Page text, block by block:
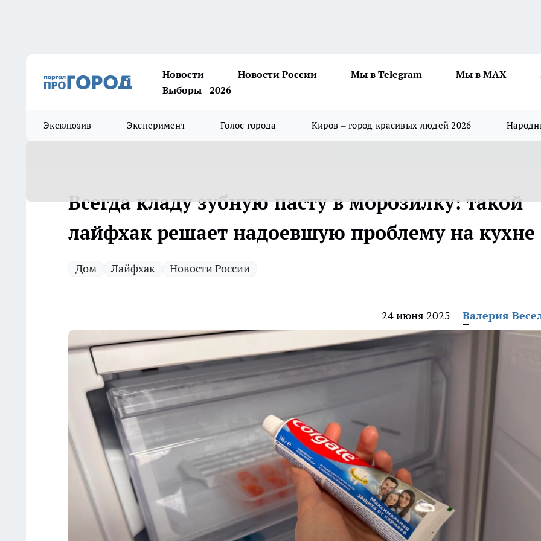
Новости Новости России Мы в Telegram Мы в MAX
Выборы - 2026
Эксклюзив Эксперимент Голос города Киров – город красивых людей 2026
Всегда кладу зубную пасту в морозилку: такой
лайфхак решает надоевшую проблему на кухне
Дом Лайфхак Новости России
24 июня 2025 Валерия